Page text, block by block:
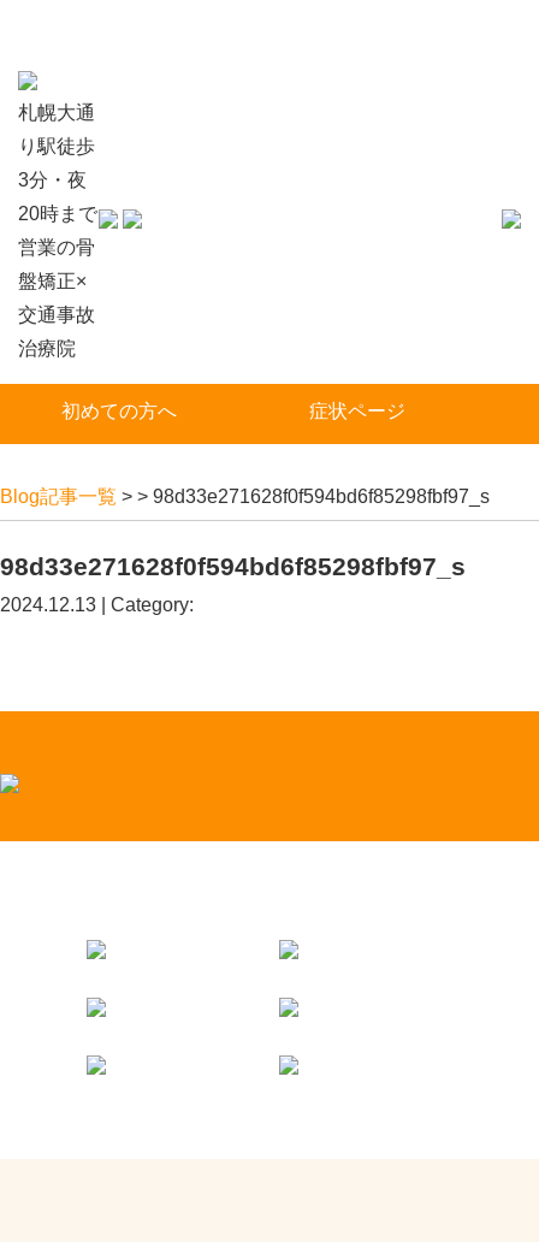
札幌大通
り駅徒歩
3分・夜
20時まで
営業の骨
盤矯正×
交通事故
治療院
初めての方へ 症状ページ
Blog記事一覧 > > 98d33e271628f0f594bd6f85298fbf97_s
98d33e271628f0f594bd6f85298fbf97_s
2024.12.13 | Category: